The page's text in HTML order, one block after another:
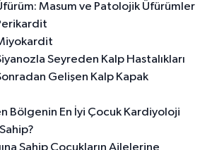
Masum ve Patolojik Üfürümler
Seyreden Kalp Hastalıkları
Gelişen Kalp Kapak
Bölgenin En İyi Çocuk Kardiyoloji